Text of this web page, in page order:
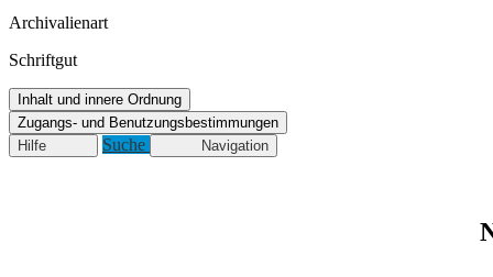
Archivalienart
Schriftgut
Inhalt und innere Ordnung
Zugangs- und Benutzungsbestimmungen
Hilfe
Suche Navigation